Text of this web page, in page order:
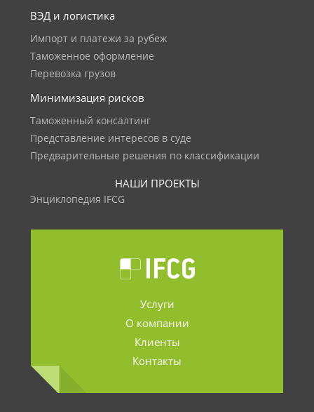
ВЭД и логистика
Импорт и платежи за рубеж
Таможенное оформление
Перевозка грузов
Минимизация рисков
Таможенный консалтинг
Представление интересов в суде
Предварительные решения по классификации
НАШИ ПРОЕКТЫ
Энциклопедия IFCG
Услуги
О компании
Клиенты
Контакты